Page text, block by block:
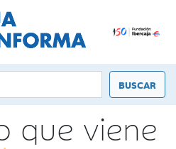
que viene